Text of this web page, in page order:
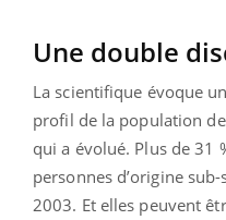
Une double
La scientifique évoque
profil de la population
qui a évolué. Plus de 31
personnes d’origine
2003. Et elles peuvent